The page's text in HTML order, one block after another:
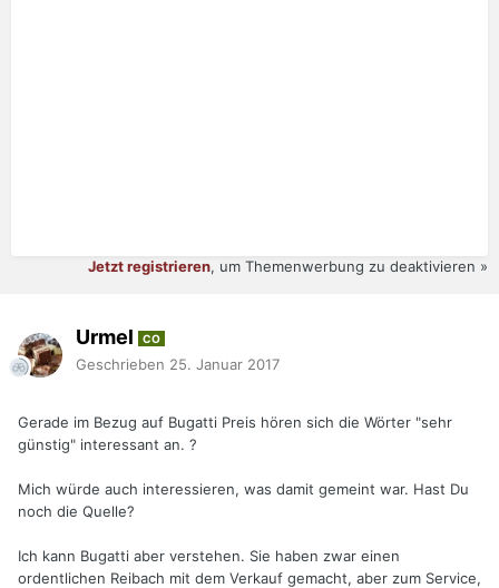
Jetzt registrieren, um Themenwerbung zu deaktivieren »
Urmel CO
Geschrieben 25. Januar 2017
Gerade im Bezug auf Bugatti Preis hören sich die Wörter "sehr
günstig" interessant an. ?
Mich würde auch interessieren, was damit gemeint war. Hast Du
noch die Quelle?
Ich kann Bugatti aber verstehen. Sie haben zwar einen
ordentlichen Reibach mit dem Verkauf gemacht, aber zum Service,